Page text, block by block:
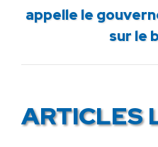
:
appelle le
sur le
ARTICLES